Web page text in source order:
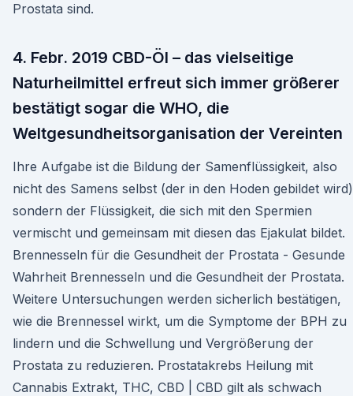
Prostata sind.
4. Febr. 2019 CBD-Öl – das vielseitige
Naturheilmittel erfreut sich immer größerer
bestätigt sogar die WHO, die
Weltgesundheitsorganisation der Vereinten
Ihre Aufgabe ist die Bildung der Samenflüssigkeit, also
nicht des Samens selbst (der in den Hoden gebildet
sondern der Flüssigkeit, die sich mit den Spermien
vermischt und gemeinsam mit diesen das Ejakulat bildet.
Brennesseln für die Gesundheit der Prostata - Gesunde
Wahrheit Brennesseln und die Gesundheit der Prostata.
Weitere Untersuchungen werden sicherlich bestätigen,
wie die Brennessel wirkt, um die Symptome der BPH zu
lindern und die Schwellung und Vergrößerung der
Prostata zu reduzieren. Prostatakrebs Heilung mit
Cannabis Extrakt, THC, CBD | CBD gilt als schwach